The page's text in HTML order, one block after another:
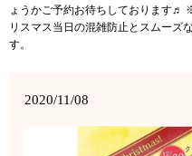
ょうかご予約お待ちしております♬
リスマス当日の混雑防止とスムーズ
す。
2020/11/08